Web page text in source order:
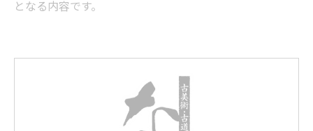
となる内容です。